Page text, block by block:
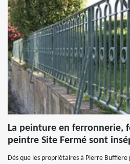
La peinture en ferronnerie,
peintre Site Fermé sont
Dès que les propriétaires à Pierre